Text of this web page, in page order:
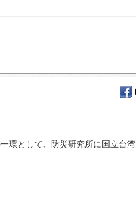
として、防災研究所に国立台